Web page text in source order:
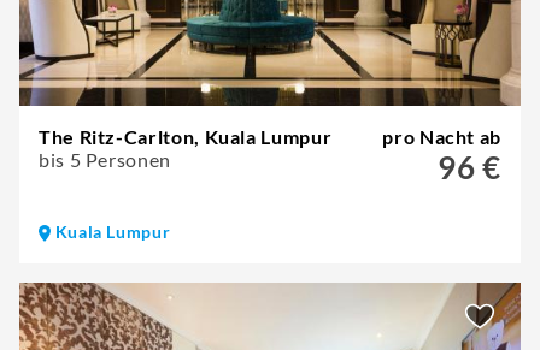
The Ritz-Carlton, Kuala Lumpur
bis 5 Personen
pro Nacht ab
96 €
Kuala Lumpur